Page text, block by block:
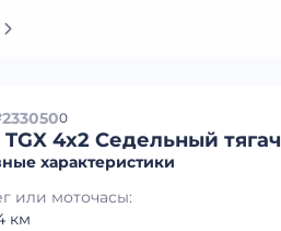
0
TGX 4x2 Седельный тягач
характеристики
или моточасы:
км